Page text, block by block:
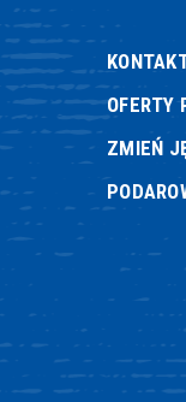
OFERTY
ZMIEŃ